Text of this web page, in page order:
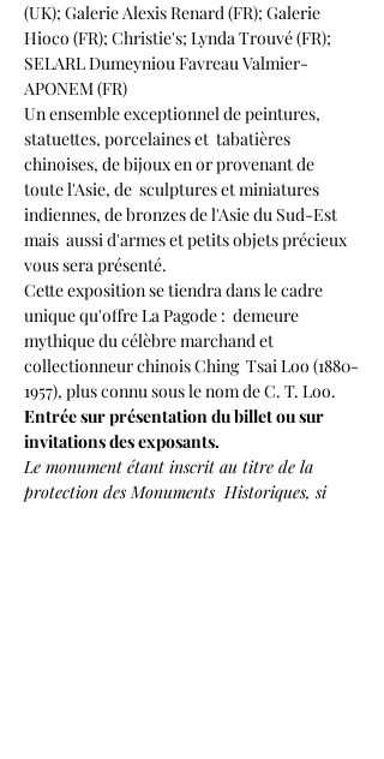
(UK); Galerie Alexis Renard (FR); Galerie
Hioco (FR); Christie's; Lynda Trouvé (FR);
SELARL Dumeyniou Favreau Valmier-
APONEM (FR)
Un ensemble exceptionnel de peintures,
statuettes, porcelaines et  tabatières
chinoises, de bijoux en or provenant de
toute l'Asie, de  sculptures et miniatures
indiennes, de bronzes de l'Asie du Sud-Est
mais  aussi d'armes et petits objets précieux
vous sera présenté.
Cette exposition se tiendra dans le cadre
unique qu'offre La Pagode :  demeure
mythique du célèbre marchand et
collectionneur chinois Ching  Tsai Loo (1880-
1957), plus connu sous le nom de C. T. Loo.
Entrée sur présentation du billet ou sur
invitations des exposants.
Le monument étant inscrit au titre de la
protection des Monuments  Historiques, si